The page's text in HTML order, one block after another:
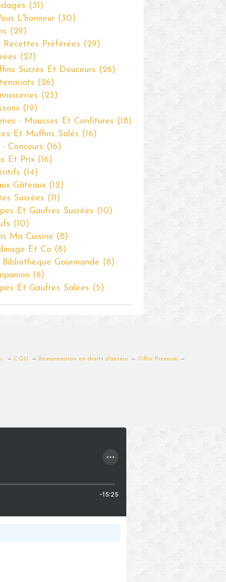
(31)
L'honneur (30)
(29)
Recettes Préférées (29)
(27)
Sucrés Et Douceurs (26)
(26)
(23)
(19)
- Mousses Et Confitures (18)
Et Muffins Salés (16)
- Concours (16)
Et Prix (16)
(14)
Gâteaux (12)
Sucrées (11)
Et Gaufres Sucrées (10)
(10)
Ma Cuisine (8)
Et Co (8)
Bibliothèque Gourmande (8)
(6)
Et Gaufres Salées (5)
C.G.U. Rémunération en droits d'auteur Offre Premium
-15:25